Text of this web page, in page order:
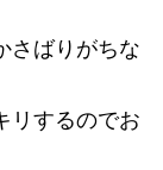
さばりがちな
リするのでお